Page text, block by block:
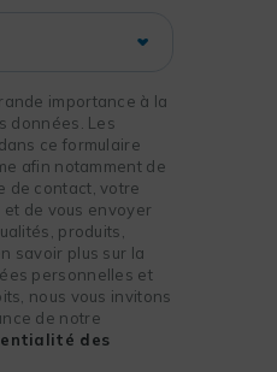
importance à la
données. Les
ce formulaire
afin notamment de
de contact, votre
de vous envoyer
produits,
savoir plus sur la
personnelles et
nous vous invitons
de notre
des